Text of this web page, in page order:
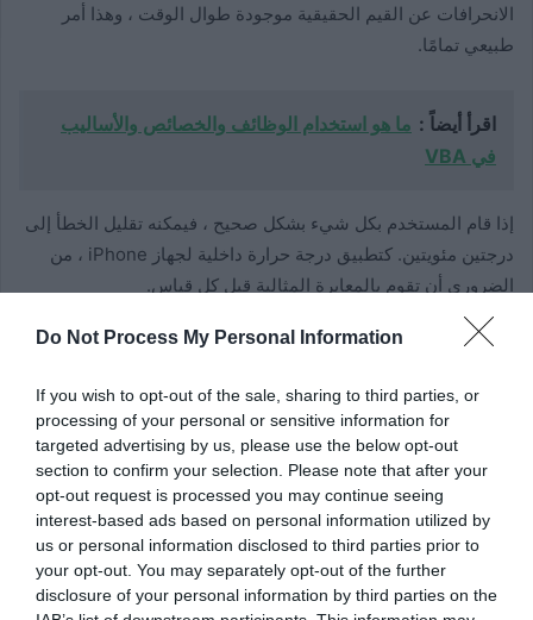
Do Not Process My Personal Information
If you wish to opt-out of the sale, sharing to third parties, or
processing of your personal or sensitive information for
targeted advertising by us, please use the below opt-out
section to confirm your selection. Please note that after your
opt-out request is processed you may continue seeing
interest-based ads based on personal information utilized by
us or personal information disclosed to third parties prior to
your opt-out. You may separately opt-out of the further
disclosure of your personal information by third parties on the
الانحرافات عن القيم الحقيقية موجودة طوال الوقت ، وهذا أمر
طبيعي تمامًا.
اقرأ أيضاً : ما هو استخدام الوظائف والخصائص والأساليب
في VBA
إذا قام المستخدم بكل شيء بشكل صحيح ، فيمكنه تقليل الخطأ إلى
درجتين مئويتين. كتطبيق درجة حرارة داخلية لجهاز iPhone ، من
الضروري أن تقوم بالمعايرة المثالية قبل كل قياس.
ميزان حرارة – داخلي وخارجي